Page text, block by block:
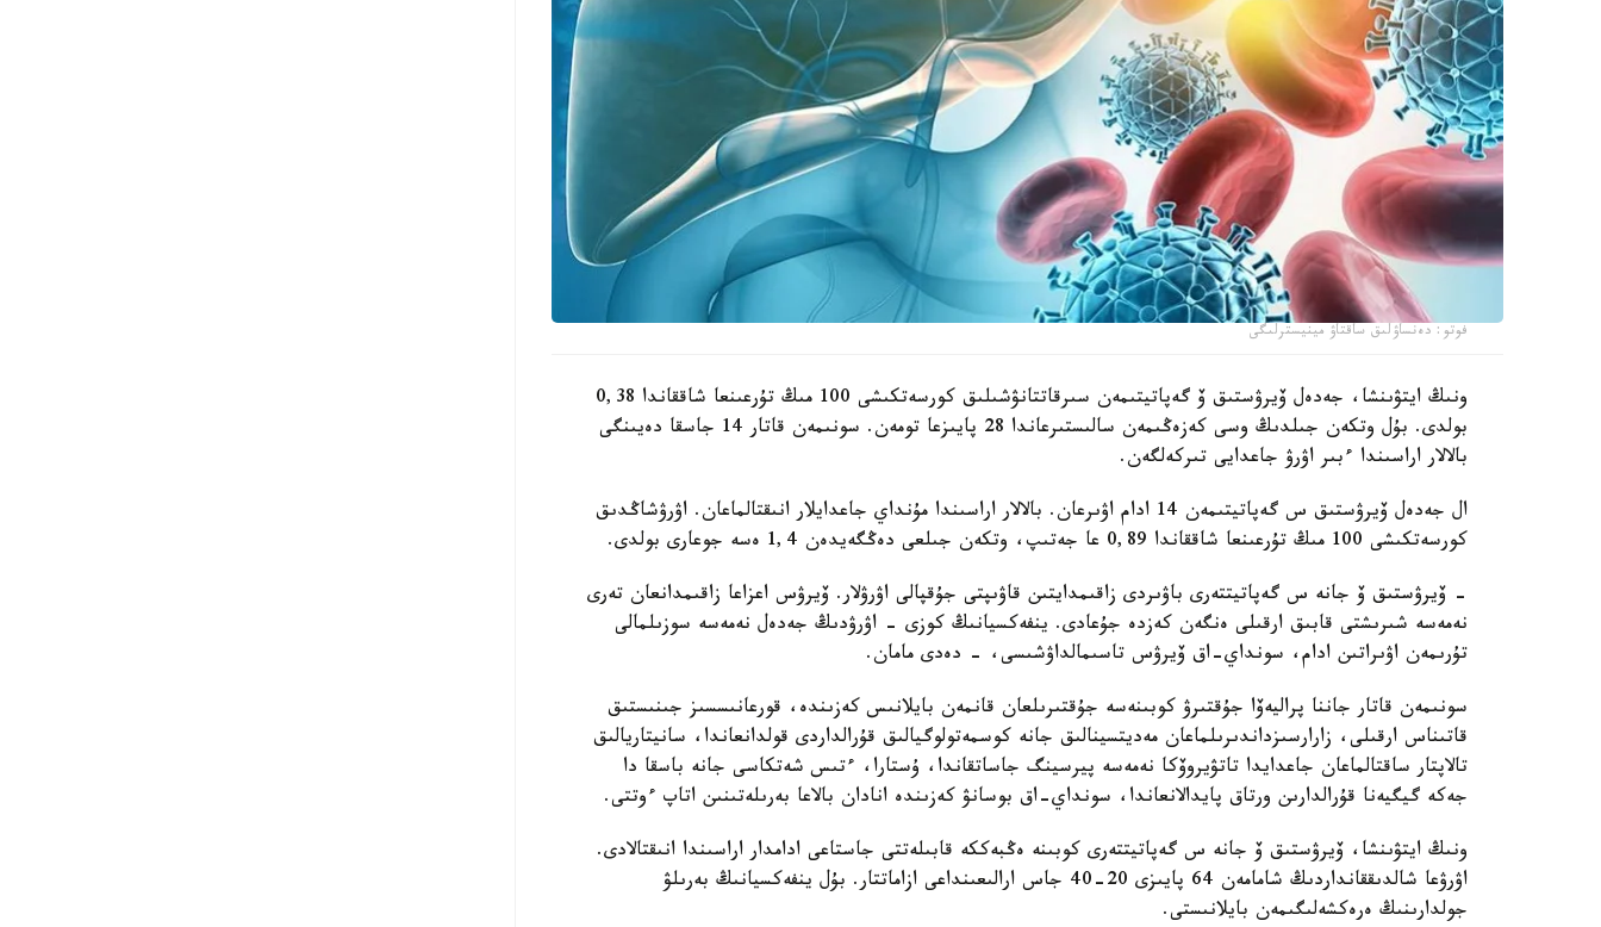
فوتو: دەنساۋلىق ساقتاۋ مينيسترلىگى
ونىڭ ايتۋىنشا، جەدەل ۆيرۋستىق ۆ گەپاتيتىمەن سىرقاتتانۋشىلىق كورسەتكىشى 100 مىڭ تۇرعىنعا شاققاندا 0,38
بولدى. بۇل وتكەن جىلدىڭ وسى كەزەڭىمەن سالىستىرعاندا 28 پايىزعا تومەن. سونىمەن قاتار 14 جاسقا دەيىنگى
بالالار اراسىندا ءبىر اۋرۋ جاعدايى تىركەلگەن.
ال جەدەل ۆيرۋستىق س گەپاتيتىمەن 14 ادام اۋىرعان. بالالار اراسىندا مۇنداي جاعدايلار انىقتالماعان. اۋرۋشاڭدىق
كورسەتكىشى 100 مىڭ تۇرعىنعا شاققاندا 0,89 عا جەتىپ، وتكەن جىلعى دەڭگەيدەن 1,4 ەسە جوعارى بولدى.
- ۆيرۋستىق ۆ جانە س گەپاتيتتەرى باۋىردى زاقىمدايتىن قاۋىپتى جۇقپالى اۋرۋلار. ۆيرۋس اعزاعا زاقىمدانعان تەرى
نەمەسە شىرىشتى قابىق ارقىلى ەنگەن كەزدە جۇعادى. ينفەكسيانىڭ كوزى - اۋرۋدىڭ جەدەل نەمەسە سوزىلمالى
تۇرىمەن اۋىراتىن ادام، سونداي-اق ۆيرۋس تاسىمالداۋشىسى، - دەدى مامان.
سونىمەن قاتار جاننا پراليەۆا جۇقتىرۋ كوبىنەسە جۇقتىرىلعان قانمەن بايلانىس كەزىندە، قورعانىسسىز جىنىستىق
قاتىناس ارقىلى، زارارسىزداندىرىلماعان مەديتسينالىق جانە كوسمەتولوگيالىق قۇرالداردى قولدانعاندا، سانيتاريالىق
تالاپتار ساقتالماعان جاعدايدا تاتۋيروۆكا نەمەسە پيرسينگ جاساتقاندا، ۇستارا، ءتىس شەتكاسى جانە باسقا دا
جەكە گيگيەنا قۇرالدارىن ورتاق پايدالانعاندا، سونداي-اق بوسانۋ كەزىندە انادان بالاعا بەرىلەتىنىن اتاپ ءوتتى.
ونىڭ ايتۋىنشا، ۆيرۋستىق ۆ جانە س گەپاتيتتەرى كوبىنە ەڭبەككە قابىلەتتى جاستاعى ادامدار اراسىندا انىقتالادى.
اۋرۋعا شالدىققانداردىڭ شامامەن 64 پايىزى 20-40 جاس ارالىعىنداعى ازاماتتار. بۇل ينفەكسيانىڭ بەرىلۋ
جولدارىنىڭ ەرەكشەلىگىمەن بايلانىستى.